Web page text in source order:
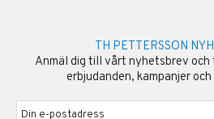
TH PETTERSSON
Anmäl dig till vårt nyhetsbrev
erbjudanden, kampanjer